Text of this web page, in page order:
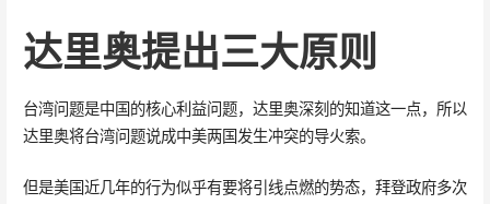
达里奥提出三大原则
台湾问题是中国的核心利益问题，达里奥深刻的知道这一点，所以
达里奥将台湾问题说成中美两国发生冲突的导火索。
但是美国近几年的行为似乎有要将引线点燃的势态，拜登政府多次